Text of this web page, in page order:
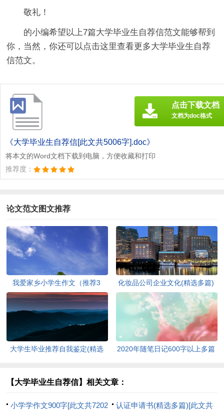
敬礼！
的小编希望以上7篇大学毕业生自荐信范文能够帮到
你，当然，你还可以点击这里查看更多大学毕业生自荐
信范文。
《大学毕业生自荐信[此文共5006字].doc》
将本文的Word文档下载到电脑，方便收藏和打印
推荐度：
点击下载文档
文档为doc格式
论文范文图文推荐
我爱家乡小学生作文（推荐3
篇）[此文共1167字]
化妆品公司企业文化(精选多篇)
[此文共6398字]
大学生毕业推荐自我鉴定(精选
2020年随笔日记600字以上多篇
【大学毕业生自荐信】相关文章：
小学学作文900字[此文共7202 认证申请书(精选多篇)[此文共